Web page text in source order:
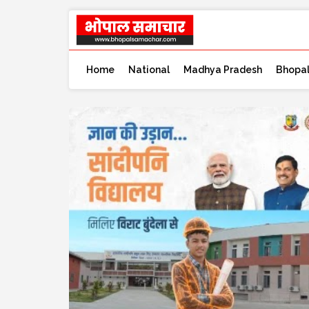
Home National Madhya Pradesh Bhopal